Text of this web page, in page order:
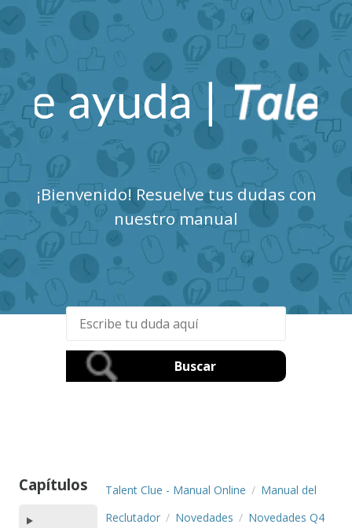
Talent Clue Centro de
Ayuda
¡Bienvenido! Resuelve tus dudas con
nuestro manual
Talent Clue - Manual Online
Manual del
Reclutador
Novedades
Novedades Q4
Capítulos